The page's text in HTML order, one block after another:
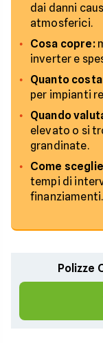
dai danni
atmosferici.
Cosa copre:
inverter e
Quanto
per impianti
Quando
elevato o si
grandinate.
Come
tempi di
finanziamenti.
Polizze